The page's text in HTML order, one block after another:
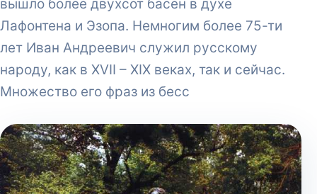
вышло более двухсот басен в духе
Лафонтена и Эзопа. Немногим более 75-ти
лет Иван Андреевич служил русскому
народу, как в XVII – XIX веках, так и сейчас.
Множество его фраз из бесс